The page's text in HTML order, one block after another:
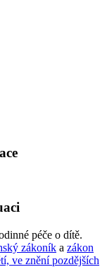
péče o dítě.
zákoník a zákon
ve znění pozdějších